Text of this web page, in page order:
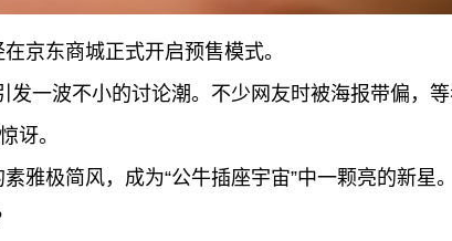
京东商城正式开启预售模式。
一波不小的讨论潮。不少网友时被海报带偏，
讶。
雅极简风，成为“公牛插座宇宙”中一颗亮的新星。